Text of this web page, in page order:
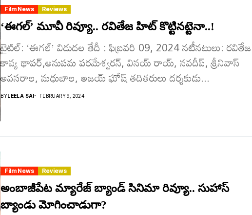
Film News Reviews
‘ఈగల్’ మూవీ రివ్యూ.. రవితేజ హిట్ కొట్టిన‌ట్టెనా..!
టైటిల్‌: ‘ఈగల్’ విడుదల తేదీ : ఫిబ్రవరి 09, 2024 నటీనటులు:
కావ్య థాపర్,అనుపమ పరమేశ్వరన్, వినయ్ రాయ్, నవదీప్, శ్రీనివాస్
అవసరాల, మధుబాల, అజయ్ ఘోష్ తదితరులు దర్శకుడు...
BYLEELA SAI FEBRUARY 9, 2024
Film News Reviews
అంబాజీపేట మ్యారేజ్ బ్యాండ్ సినిమా రివ్యూ.. సుహాస్
బ్యాండు మోగించాడుగా?